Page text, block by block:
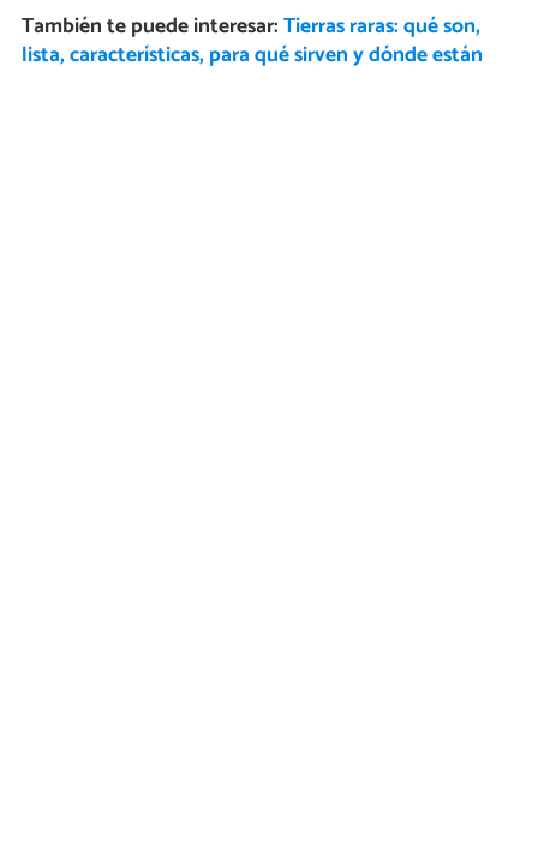
También te puede interesar:Tierras raras: qué son,
lista, características, para qué sirven y dónde están